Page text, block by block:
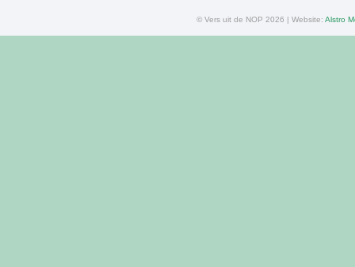
© Vers uit de NOP 2026 | Website: Alstro